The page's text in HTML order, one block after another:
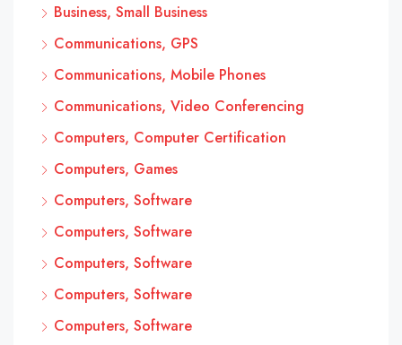
Business, Small Business
Communications, GPS
Communications, Mobile Phones
Communications, Video Conferencing
Computers, Computer Certification
Computers, Games
Computers, Software
Computers, Software
Computers, Software
Computers, Software
Computers, Software